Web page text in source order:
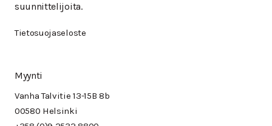
suunnittelijoita.
Tietosuojaseloste
Myynti
Vanha Talvitie 13-15B 8b
00580 Helsinki